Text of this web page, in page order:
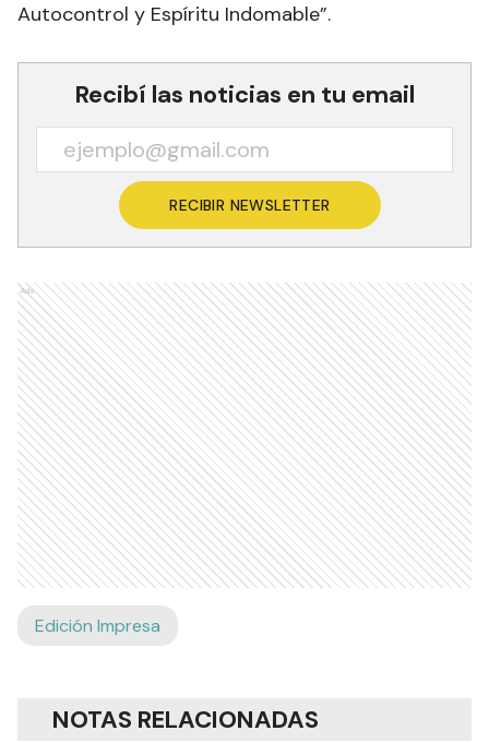
Autocontrol y Espíritu Indomable”.
Recibí las noticias en tu email
RECIBIR NEWSLETTER
Ads
Edición Impresa
NOTAS RELACIONADAS